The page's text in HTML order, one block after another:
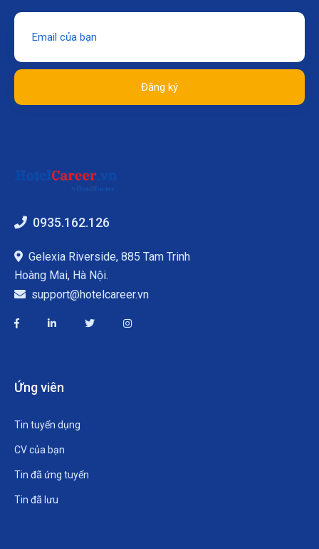
Đăng ký
0935.162.126
Gelexia Riverside, 885 Tam Trinh
Hoàng Mai, Hà Nội.
support@hotelcareer.vn
Ứng viên
Tin tuyển dụng
CV của bạn
Tin đã ứng tuyển
Tin đã lưu